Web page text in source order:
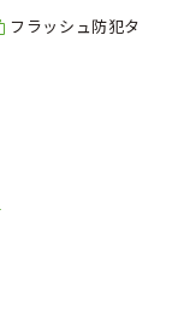
フラッシュ防犯タ